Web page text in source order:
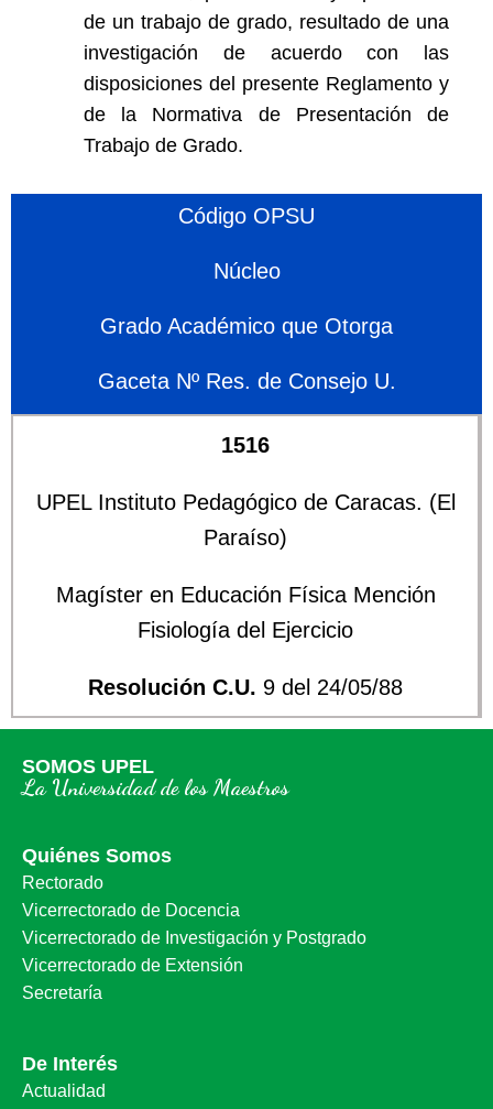
de un trabajo de grado, resultado de una
investigación de acuerdo con las
disposiciones del presente Reglamento y
de la Normativa de Presentación de
Trabajo de Grado.
Código OPSU
Núcleo
Grado Académico que Otorga
Gaceta Nº Res. de Consejo U.
1516
UPEL Instituto Pedagógico de Caracas. (El
Paraíso)
Magíster en Educación Física Mención
Fisiología del Ejercicio
Resolución C.U. 9 del 24/05/88
SOMOS UPEL
La Universidad de los Maestros
Quiénes Somos
Rectorado
Vicerrectorado de Docencia
Vicerrectorado de Investigación y Postgrado
Vicerrectorado de Extensión
Secretaría
De Interés
Actualidad